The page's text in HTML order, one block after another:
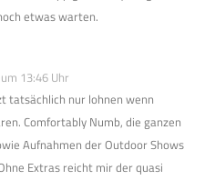
etwas warten.
13:46 Uhr
tatsächlich nur lohnen wenn
Comfortably Numb, die ganzen
Aufnahmen der Outdoor Shows
Extras reicht mir der quasi